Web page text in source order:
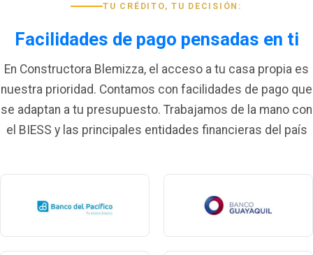
TU CRÉDITO, TU DECISIÓN:
Facilidades de pago pensadas en ti
En Constructora Blemizza, el acceso a tu casa propia es
nuestra prioridad. Contamos con facilidades de pago que
se adaptan a tu presupuesto. Trabajamos de la mano con
el BIESS y las principales entidades financieras del país